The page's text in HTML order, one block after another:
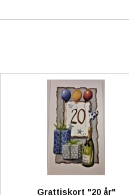
Grattiskort "20 år"